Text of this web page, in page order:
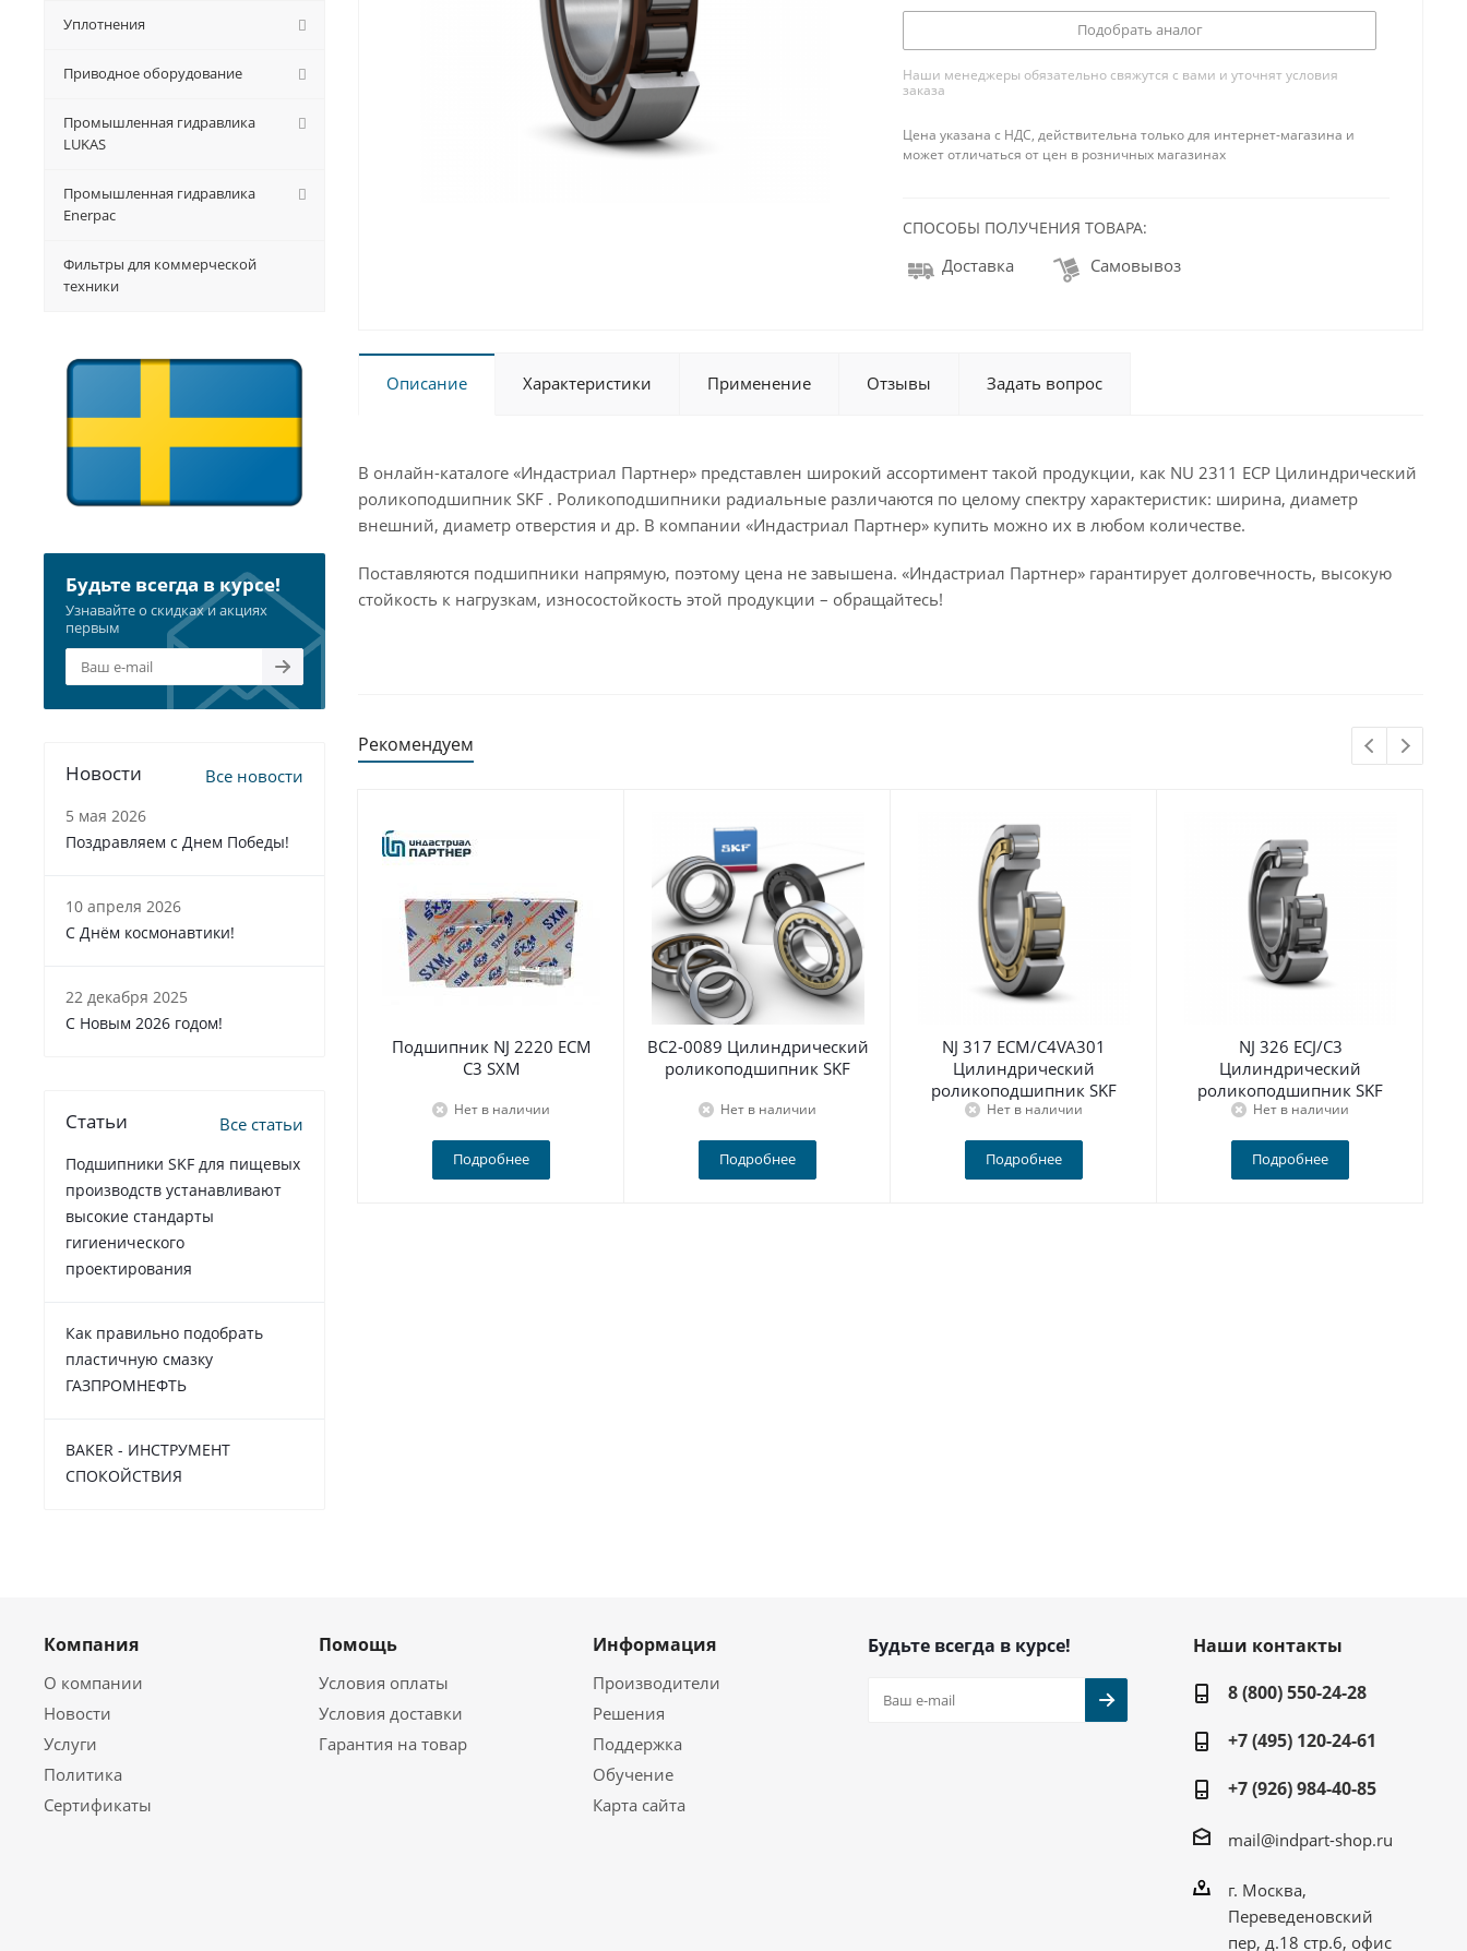
Подобрать аналог
Наши менеджеры обязательно свяжутся с вами и уточнят условия
заказа
Цена указана с НДС, действительна только для интернет-магазина и
может отличаться от цен в розничных магазинах
СПОСОБЫ ПОЛУЧЕНИЯ ТОВАРА:
Доставка Самовывоз
Описание Характеристики Применение Отзывы Задать вопрос
В онлайн-каталоге «Индастриал Партнер» представлен широкий ассортимент такой продукции, как NU 2311 ECP Цилиндрический
роликоподшипник SKF . Роликоподшипники радиальные различаются по целому спектру характеристик: ширина, диаметр
внешний, диаметр отверстия и др. В компании «Индастриал Партнер» купить можно их в любом количестве.
Поставляются подшипники напрямую, поэтому цена не завышена. «Индастриал Партнер» гарантирует долговечность, высокую
стойкость к нагрузкам, износостойкость этой продукции – обращайтесь!
Рекомендуем
Подшипник NJ 2220 ECM
C3 SXM
Нет в наличии
Подробнее
BC2-0089 Цилиндрический
роликоподшипник SKF
Нет в наличии
Подробнее
NJ 317 ECM/C4VA301
Цилиндрический
роликоподшипник SKF
Нет в наличии
Подробнее
NJ 326 ECJ/C3
Цилиндрический
роликоподшипник SKF
Нет в наличии
Подробнее
Уплотнения
Приводное оборудование
Промышленная гидравлика
LUKAS
Промышленная гидравлика
Enerpac
Фильтры для коммерческой
техники
Будьте всегда в курсе!
Узнавайте о скидках и акциях
первым
Новости Все новости
5 мая 2026
Поздравляем с Днем Победы!
10 апреля 2026
С Днём космонавтики!
22 декабря 2025
C Новым 2026 годом!
Статьи Все статьи
Подшипники SKF для пищевых
производств устанавливают
высокие стандарты
гигиенического
проектирования
Как правильно подобрать
пластичную смазку
ГАЗПРОМНЕФТЬ
BAKER - ИНСТРУМЕНТ
СПОКОЙСТВИЯ
Компания
О компании
Новости
Услуги
Политика
Сертификаты
Помощь
Условия оплаты
Условия доставки
Гарантия на товар
Информация
Производители
Решения
Поддержка
Обучение
Карта сайта
Будьте всегда в курсе!
Наши контакты
8 (800) 550-24-28
+7 (495) 120-24-61
+7 (926) 984-40-85
mail@indpart-shop.ru
г. Москва,
Переведеновский
пер, д.18 стр.6, офис